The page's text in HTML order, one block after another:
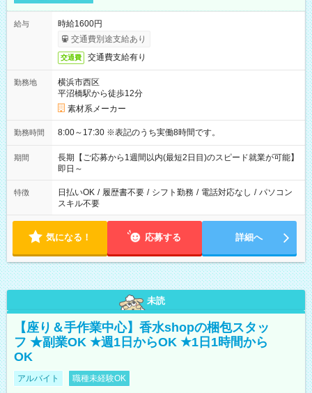
給与
時給1600円
交通費別途支給あり
交通費 交通費支給有り
勤務地
横浜市西区
平沼橋駅から徒歩12分
素材系メーカー
勤務時間 8:00～17:30 ※表記のうち実働8時間です。
期間
長期【ご応募から1週間以内(最短2日目)のスピード就業が可能】
即日～
特徴 日払いOK / 履歴書不要 / シフト勤務 / 電話対応なし / パソコン
スキル不要
気になる！ 応募する 詳細へ
未読
【座り＆手作業中心】香水shopの梱包スタッ
フ ★副業OK ★週1日からOK ★1日1時間から
OK
アルバイト 職種未経験OK